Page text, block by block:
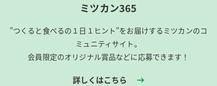
ミツカン365
”つくると食べるの１日１ヒント”をお届けするミツカンのコ
ミュニティサイト。
会員限定のオリジナル賞品などに応募できます！
詳しくはこちら